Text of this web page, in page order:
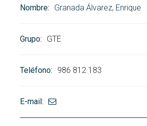
Granada Álvarez, Enrique
GTE
986 812 183